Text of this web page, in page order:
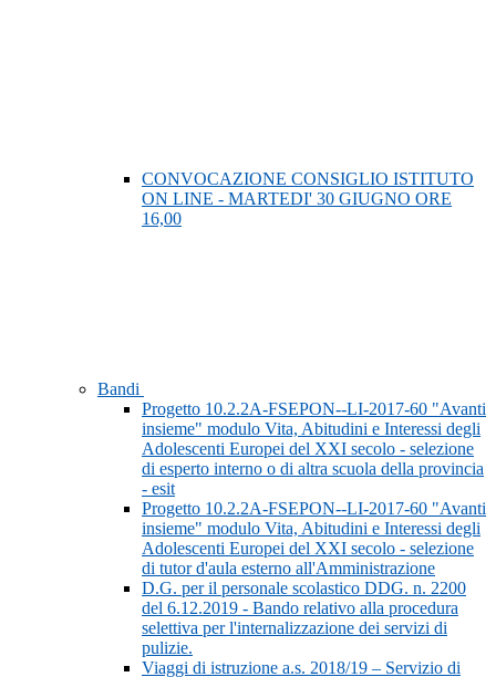
CONVOCAZIONE CONSIGLIO ISTITUTO
ON LINE - MARTEDI' 30 GIUGNO ORE
16,00
Bandi
Progetto 10.2.2A-FSEPON--LI-2017-60 "Avanti
insieme" modulo Vita, Abitudini e Interessi degli
Adolescenti Europei del XXI secolo - selezione
di esperto interno o di altra scuola della provincia
- esit
Progetto 10.2.2A-FSEPON--LI-2017-60 "Avanti
insieme" modulo Vita, Abitudini e Interessi degli
Adolescenti Europei del XXI secolo - selezione
di tutor d'aula esterno all'Amministrazione
D.G. per il personale scolastico DDG. n. 2200
del 6.12.2019 - Bando relativo alla procedura
selettiva per l'internalizzazione dei servizi di
pulizie.
Viaggi di istruzione a.s. 2018/19 – Servizio di